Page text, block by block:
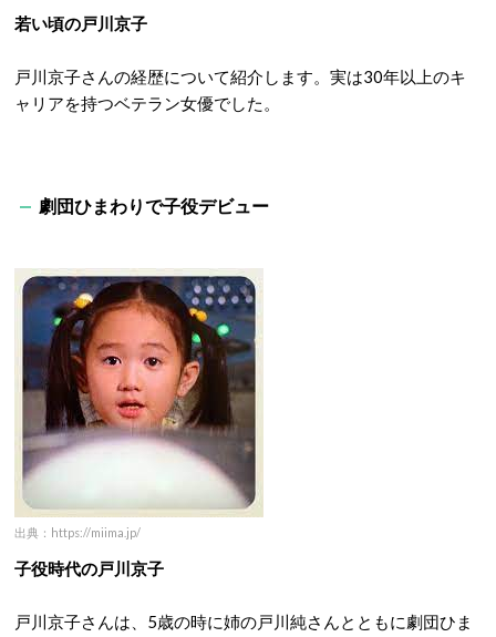
若い頃の戸川京子
戸川京子さんの経歴について紹介します。実は30年以上のキ
ャリアを持つベテラン女優でした。
劇団ひまわりで子役デビュー
出典：https://miima.jp/
子役時代の戸川京子
戸川京子さんは、5歳の時に姉の戸川純さんとともに劇団ひま